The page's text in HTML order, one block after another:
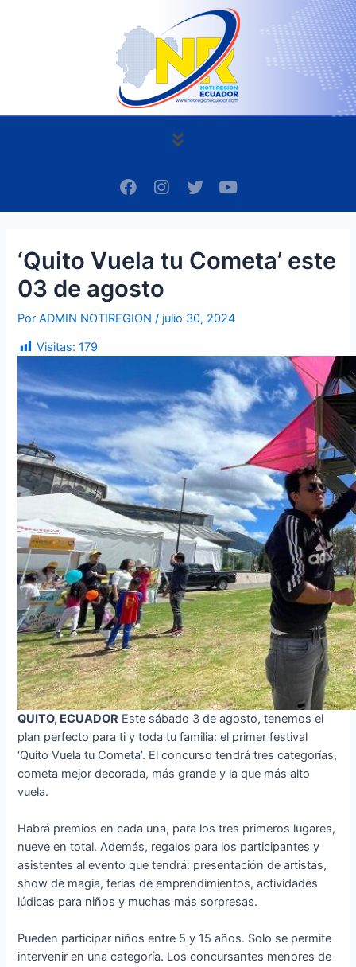
Menú
F
a
c
o
k
I
n
s
g
a
m
T
w
i
e
Y
o
u
b
‘Quito Vuela tu Cometa’ este
03 de agosto
PorADMIN NOTIREGION/ julio 30, 2024
Visitas: 179
QUITO, ECUADOR Este sábado 3 de agosto, tenemos el
plan perfecto para ti y toda tu familia: el primer festival
‘Quito Vuela tu Cometa’. El concurso tendrá tres categorías,
cometa mejor decorada, más grande y la que más alto
vuela.
Habrá premios en cada una, para los tres primeros lugares,
nueve en total. Además, regalos para los participantes y
asistentes al evento que tendrá: presentación de artistas,
show de magia, ferias de emprendimientos, actividades
lúdicas para niños y muchas más sorpresas.
Pueden participar niños entre 5 y 15 años. Solo se permite
intervenir en una categoría. Los concursantes menores de